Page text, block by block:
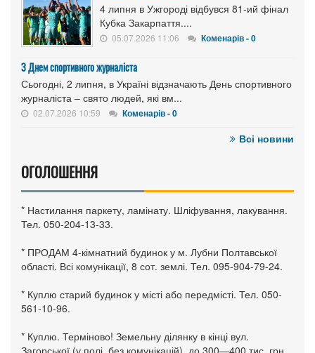
4 липня в Ужгороді відбувся 81-ий фінал
Кубка Закарпаття....
05.07.2026 11:06 Коменарів - 0
З Днем спортивного журналіста
Сьогодні, 2 липня, в Україні відзначають День спортивного
журналіста – свято людей, які вм...
02.07.2026 10:59 Коменарів - 0
Всі новини
ОГОЛОШЕННЯ
* Настилання паркету, ламінату. Шліфування, лакування.
Тел. 050-204-13-33.
* ПРОДАМ 4-кімнатний будинок у м. Лубни Полтавської
області. Всі комунікації, 8 сот. землі. Тел. 095-904-79-24.
* Куплю старий будинок у місті або передмісті. Тел. 050-
561-10-96.
* Куплю. Терміново! Земельну ділянку в кінці вул.
Загорської (у полі, без комунікацій), до 300—400 тис. грн.